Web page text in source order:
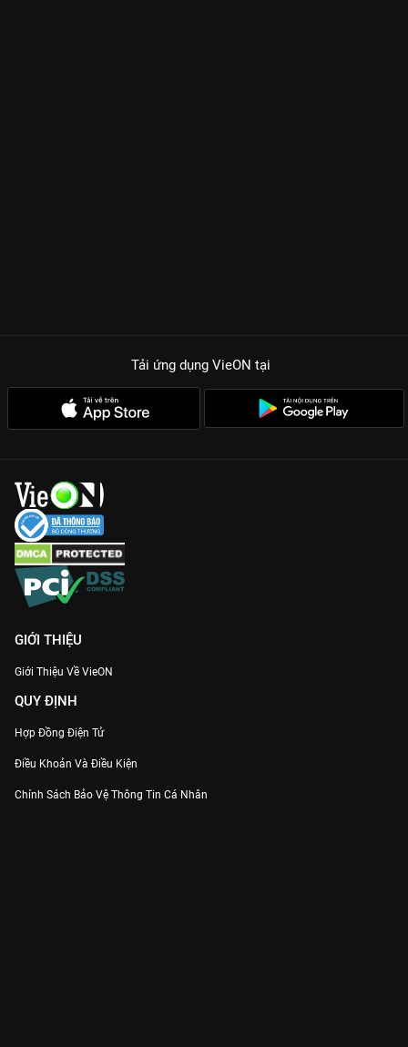
Tải ứng dụng VieON tại
GIỚI THIỆU
Giới Thiệu Về VieON
QUY ĐỊNH
Hợp Đồng Điện Tử
Điều Khoản Và Điều Kiện
Chính Sách Bảo Vệ Thông Tin Cá Nhân